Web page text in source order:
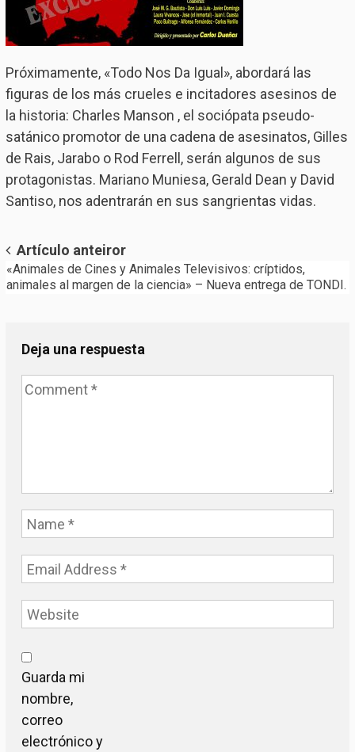
Próximamente, «Todo Nos Da Igual», abordará las
figuras de los más crueles e incitadores asesinos de
la historia: Charles Manson , el sociópata pseudo-
satánico promotor de una cadena de asesinatos, Gilles
de Rais, Jarabo o Rod Ferrell, serán algunos de sus
protagonistas. Mariano Muniesa, Gerald Dean y David
Santiso, nos adentrarán en sus sangrientas vidas.
Post
navigation
Artículo anteiror
«Animales de Cines y Animales Televisivos: críptidos,
animales al margen de la ciencia» – Nueva entrega de TONDI.
Deja una respuesta
Guarda mi
nombre,
correo
electrónico y